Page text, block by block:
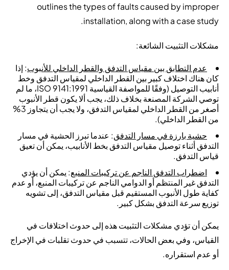
outlines the types of faults caused by improper
installation, along with a case study.
مشكلات التثبيت الشائعة:
عدم التطابق بين مقياس التدفق والقطر الداخلي للأنبوب: إذا
كان هناك اختلاف كبير بين القطر الداخلي لمقياس التدفق وخط
أنابيب التوصيل (وفقًا للمواصفة القياسية ISO 9141:1991، ما لم
توصي الشركة المصنعة بخلاف ذلك، يجب ألا يكون قطر الأنبوب
أصغر من القطر الداخلي لمقياس التدفق، ولا يجب أن يتجاوز 3%
من القطر الداخلي).
حشية بارزة في مسار التدفق: عندما تبرز الحشية في مسار
التدفق أثناء توصيل مقياس التدفق بخط الأنابيب، يمكن أن تعيق
قياس التدفق.
اضطراب التدفق الناجم عن تركيبات المنبع: يمكن أن يؤدي
التدفق غير المنتظم أو الدوامي الناجم عن تركيبات المنبع، أو عدم
كفاية طول الأنبوب المستقيم قبل مقياس التدفق، إلى تشويه
توزيع سرعة التدفق بشكل كبير.
يمكن أن تؤدي مشكلات التثبيت هذه إلى حدوث اختلافات في
القياس، وفي بعض الحالات، تتسبب في حدوث تقلبات في الإخراج
أو عدم استقراره.